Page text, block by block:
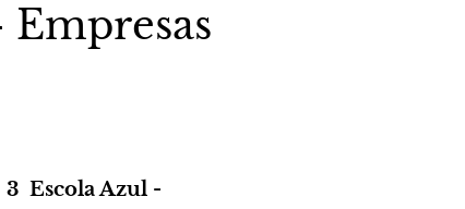
Escola Azul -